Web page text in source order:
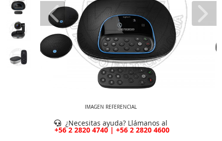
IMAGEN REFERENCIAL
¿Necesitas ayuda? Llámanos al
+56 2 2820 4740 | +56 2 2820 4600